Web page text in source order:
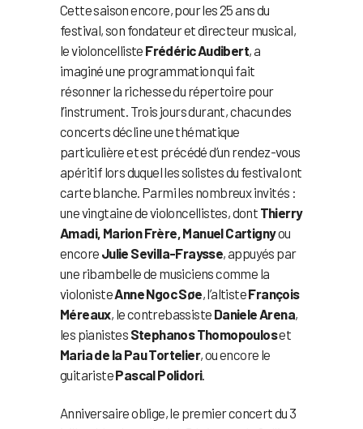
Cette saison encore, pour les 25 ans du
festival, son fondateur et directeur musical,
le violoncelliste Frédéric Audibert, a
imaginé une programmation qui fait
résonner la richesse du répertoire pour
l’instrument. Trois jours durant, chacun des
concerts décline une thématique
particulière et est précédé d’un rendez-vous
apéritif lors duquel les solistes du festival ont
carte blanche. Parmi les nombreux invités :
une vingtaine de violoncellistes, dont Thierry
Amadi, Marion Frère, Manuel Cartignyou
encore Julie Sevilla-Fraysse, appuyés par
une ribambelle de musiciens comme la
violonisteAnne Ngoc Søe, l’altisteFrançois
Méreaux, le contrebassiste Daniele Arena,
les pianistes Stephanos Thomopouloset
Maria de la Pau Tortelier, ou encore le
guitaristePascal Polidori.
Anniversaire oblige, le premier concert du 3